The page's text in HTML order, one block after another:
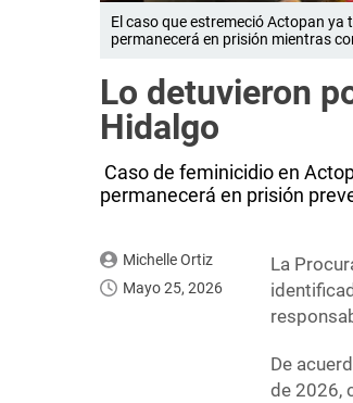
El caso que estremeció Actopan
permanecerá en prisión mientras
Lo detuvieron
Hidalgo
Caso de feminicidio en
permanecerá en prisión
Michelle Ortiz
Mayo 25, 2026
La
De
de 2026,